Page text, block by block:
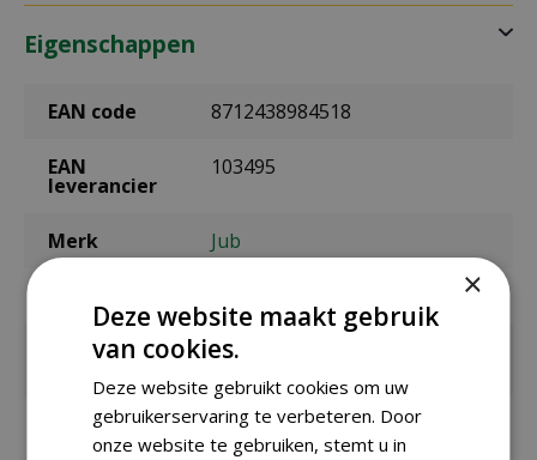
Eigenschappen
EAN code 8712438984518
EAN
leverancier
103495
Merk Jub
Zaaien onder Maart
Zaaien /
planten
april t/m juni
×
Deze website maakt gebruik
van cookies.
Deze website gebruikt cookies om uw
gebruikerservaring te verbeteren. Door
onze website te gebruiken, stemt u in